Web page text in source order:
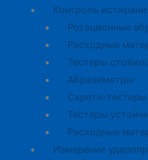
Контроль
Ротационные
Расходные
Тестеры
Абразиметры
Скретч-тестеры
Тестеры
Расходные
Измерение